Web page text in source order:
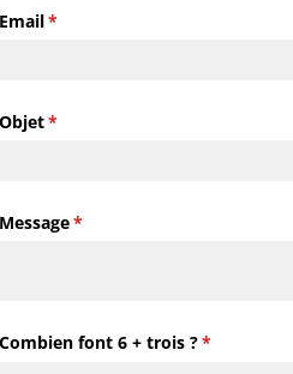
Email*
(requis)
Objet*
(requis)
Message*
(requis)
Combien font 6 + trois ?*
(requis)